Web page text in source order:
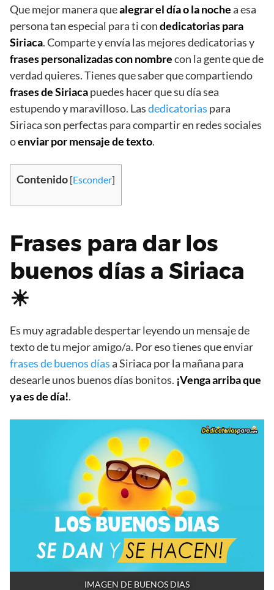
Que mejor manera quealegrar el día o la nochea esa
persona tan especial para ti condedicatorias para
Siriaca. Comparte y envía las mejores dedicatorias y
frases personalizadas con nombrecon la gente que de
verdad quieres. Tienes que saber que compartiendo
frases de Siriacapuedes hacer que su día sea
estupendo y maravilloso. Lasdedicatorias para
Siriaca son perfectas para compartir en redes sociales
oenviar por mensaje de texto.
Contenido [Esconder]
Frases para dar los
buenos días a Siriaca
☀
Es muy agradable despertar leyendo un mensaje de
texto de tu mejor amigo/a. Por eso tienes que enviar
frases de buenos díasa Siriaca por la mañana para
desearle unos buenos días bonitos. ¡Venga arriba que
ya es de día!.
IMAGEN DE BUENOS DIAS